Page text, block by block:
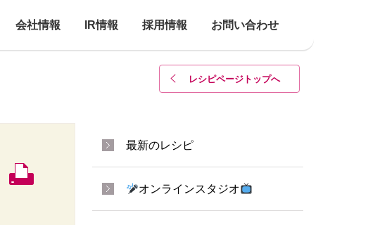
会社情報 IR情報 採用情報 お問い合わせ
レシピページトップへ
最新のレシピ
オンラインスタジオ